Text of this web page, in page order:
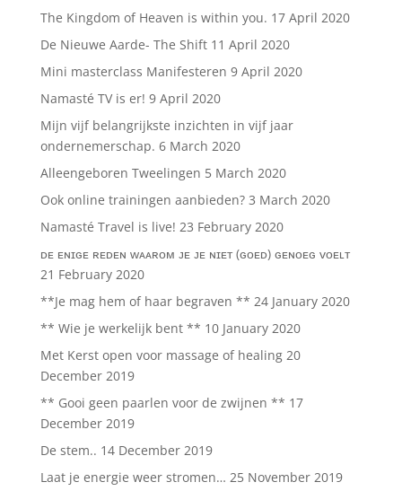
The Kingdom of Heaven is within you. 17 April 2020
De Nieuwe Aarde- The Shift 11 April 2020
Mini masterclass Manifesteren 9 April 2020
Namasté TV is er! 9 April 2020
Mijn vijf belangrijkste inzichten in vijf jaar
ondernemerschap. 6 March 2020
Alleengeboren Tweelingen 5 March 2020
Ook online trainingen aanbieden? 3 March 2020
Namasté Travel is live! 23 February 2020
ᴅᴇ ᴇɴɪɢᴇ ʀᴇᴅᴇɴ ᴡᴀᴀʀᴏᴍ ᴊᴇ ᴊᴇ ɴɪᴇᴛ (ɢᴏᴇᴅ) ɢᴇɴᴏᴇɢ ᴠᴏᴇʟᴛ
21 February 2020
**Je mag hem of haar begraven ** 24 January 2020
** Wie je werkelijk bent ** 10 January 2020
Met Kerst open voor massage of healing 20
December 2019
** Gooi geen paarlen voor de zwijnen ** 17
December 2019
De stem.. 14 December 2019
Laat je energie weer stromen… 25 November 2019